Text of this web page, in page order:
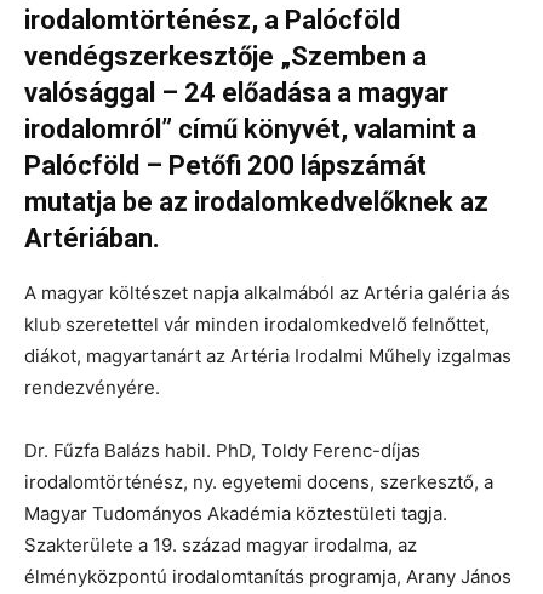
irodalomtörténész, a Palócföld
vendégszerkesztője „Szemben a
valósággal – 24 előadása a magyar
irodalomról” című könyvét, valamint a
Palócföld – Petőfi 200 lápszámát
mutatja be az irodalomkedvelőknek az
Artériában.
A magyar költészet napja alkalmából az Artéria galéria ás
klub szeretettel vár minden irodalomkedvelő felnőttet,
diákot, magyartanárt az Artéria Irodalmi Műhely izgalmas
rendezvényére.
Dr. Fűzfa Balázs habil. PhD, Toldy Ferenc-díjas
irodalomtörténész, ny. egyetemi docens, szerkesztő, a
Magyar Tudományos Akadémia köztestületi tagja.
Szakterülete a 19. század magyar irodalma, az
élményközpontú irodalomtanítás programja, Arany János